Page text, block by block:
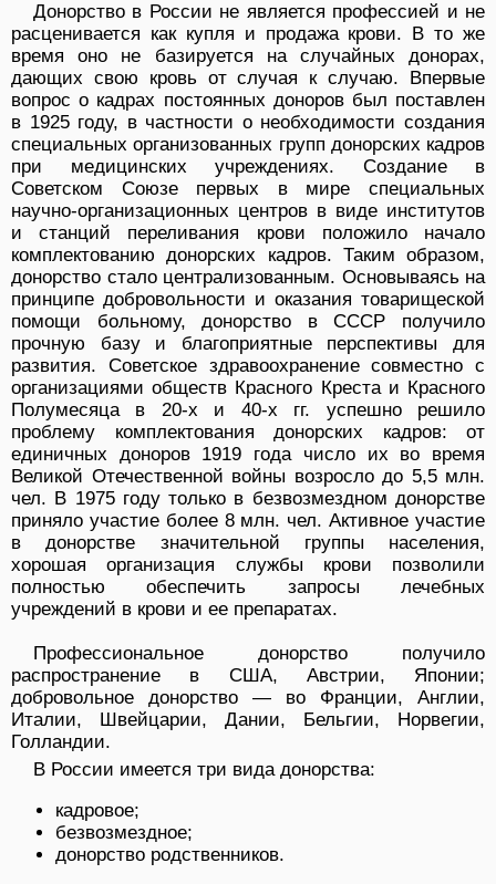
Донорство в России не является профессией и не
расценивается как купля и продажа крови. В то же
время оно не базируется на случайных донорах,
дающих свою кровь от случая к случаю. Впервые
вопрос о кадрах постоянных доноров был поставлен
в 1925 году, в частности о необходимости создания
специальных организованных групп донорских кадров
при медицинских учреждениях. Создание в
Советском Союзе первых в мире специальных
научно-организационных центров в виде институтов
и станций переливания крови положило начало
комплектованию донорских кадров. Таким образом,
донорство стало централизованным. Основываясь на
принципе добровольности и оказания товарищеской
помощи больному, донорство в СССР получило
прочную базу и благоприятные перспективы для
развития. Советское здравоохранение совместно с
организациями обществ Красного Креста и Красного
Полумесяца в 20-х и 40-х гг. успешно решило
проблему комплектования донорских кадров: от
единичных доноров 1919 года число их во время
Великой Отечественной войны возросло до 5,5 млн.
чел. В 1975 году только в безвозмездном донорстве
приняло участие более 8 млн. чел. Активное участие
в донорстве значительной группы населения,
хорошая организация службы крови позволили
полностью обеспечить запросы лечебных
учреждений в крови и ее препаратах.
Профессиональное донорство получило
распространение в США, Австрии, Японии;
добровольное донорство — во Франции, Англии,
Италии, Швейцарии, Дании, Бельгии, Норвегии,
Голландии.
В России имеется три вида донорства:
кадровое;
безвозмездное;
донорство родственников.